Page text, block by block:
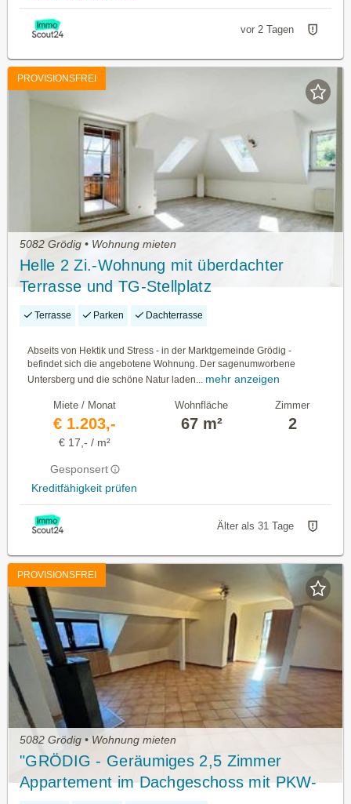
vor 2 Tagen
PROVISIONSFREI
5082 Grödig • Wohnung mieten
Helle 2 Zi.-Wohnung mit überdachter
Terrasse und TG-Stellplatz
Terrasse Parken Dachterrasse
Abseits von Hektik und Stress - in der Marktgemeinde Grödig -
befindet sich die angebotene Wohnung. Der sagenumworbene
Untersberg und die schöne Natur laden...
mehr anzeigen
Miete / Monat
€ 1.203,-
€ 17,- / m²
Gesponsert
Kreditfähigkeit prüfen
Wohnfläche
67 m²
Zimmer
2
Älter als 31 Tage
PROVISIONSFREI
5082 Grödig • Wohnung mieten
"GRÖDIG - Geräumiges 2,5 Zimmer
Appartement im Dachgeschoss mit PKW-